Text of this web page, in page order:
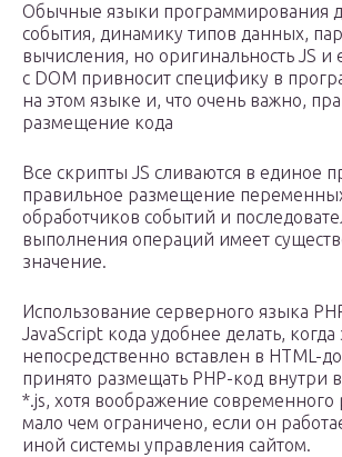
Обычные языки программирования
события, динамику типов данных,
вычисления, но оригинальность JS и
с DOM привносит специфику в
на этом языке и, что очень важно,
размещение кода
Все скрипты JS сливаются в единое
правильное размещение
обработчиков событий и
выполнения операций имеет
значение.
Использование серверного языка
JavaScript кода удобнее делать, когда
непосредственно вставлен в HTML-
принято размещать PHP-код внутри
*.js, хотя воображение современного
мало чем ограничено, если он
иной системы управления сайтом.